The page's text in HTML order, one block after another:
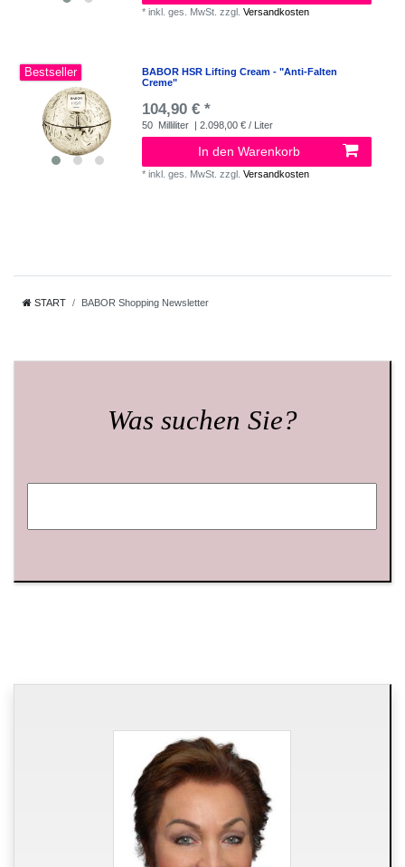
*inkl. ges. MwSt. zzgl.Versandkosten
Bestseller
BABOR HSR Lifting Cream - "Anti-Falten
Creme"
104,90 € *
50 Milliliter | 2.098,00 € / Liter
In den Warenkorb
*inkl. ges. MwSt. zzgl.Versandkosten
START BABOR Shopping Newsletter
Was suchen Sie?